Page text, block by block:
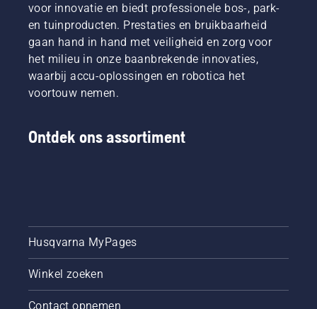
voor innovatie en biedt professionele bos-, park-
en tuinproducten. Prestaties en bruikbaarheid
gaan hand in hand met veiligheid en zorg voor
het milieu in onze baanbrekende innovaties,
waarbij accu-oplossingen en robotica het
voortouw nemen.
Ontdek ons assortiment
Husqvarna MyPages
Winkel zoeken
Contact opnemen